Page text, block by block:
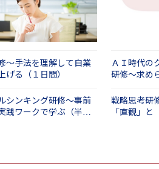
～手法を理解して自業
げる（１日間）
ＡＩ時代の
研修～求め
シンキング研修～事前
践ワークで学ぶ（半日
戦略思考研
「直観」